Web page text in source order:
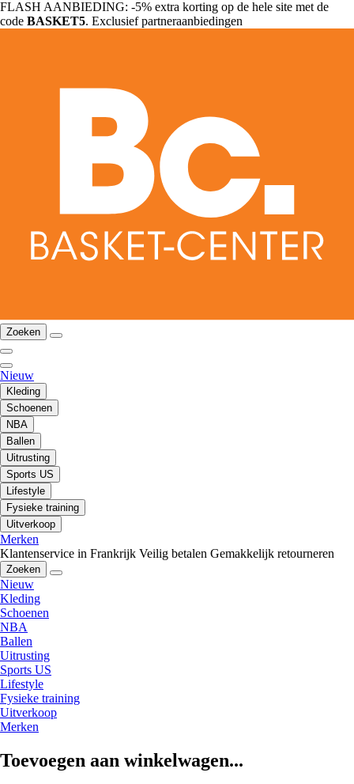
FLASH AANBIEDING: -5% extra korting op de hele site met de
code BASKET5. Exclusief partneraanbiedingen
Zoeken
Nieuw
Kleding
Schoenen
NBA
Ballen
Uitrusting
Sports US
Lifestyle
Fysieke training
Uitverkoop
Merken
Klantenservice in Frankrijk Veilig betalen Gemakkelijk retourneren
Zoeken
Nieuw
Kleding
Schoenen
NBA
Ballen
Uitrusting
Sports US
Lifestyle
Fysieke training
Uitverkoop
Merken
Toevoegen aan winkelwagen...